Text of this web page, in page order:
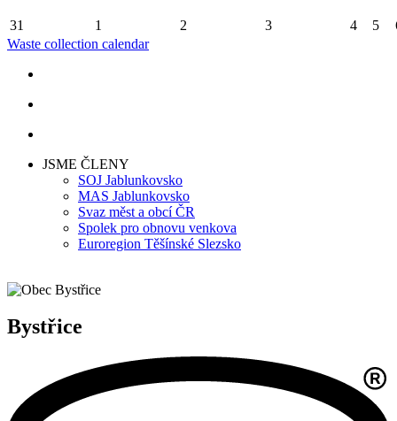
31 1 2 3 4 5
Waste collection calendar
JSME ČLENY
SOJ Jablunkovsko
MAS Jablunkovsko
Svaz měst a obcí ČR
Spolek pro obnovu venkova
Euroregion Těšínské Slezsko
Bystřice